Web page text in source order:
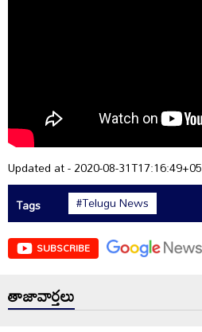
Updated at - 2020-08-
Tags
#Telugu News
SUBSCRIBE
తాజావార్తలు